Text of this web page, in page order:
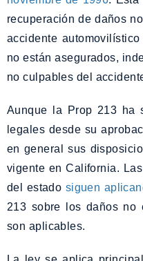
recuperación de daños
accidente
no están asegurados,
no culpables del
Aunque la Prop 213 ha
legales desde su
en general sus
vigente en California.
del estado siguen
213 sobre los daños no
son aplicables.